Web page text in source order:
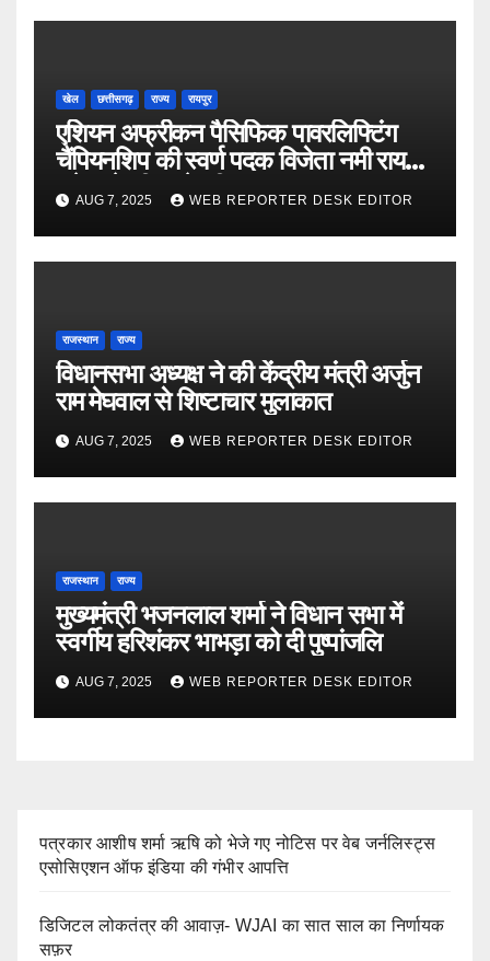
खेल छत्तीसगढ़ राज्य रायपुर
एशियन अफ्रीकन पैसिफिक पावरलिफ्टिंग
चैंपियनशिप की स्वर्ण पदक विजेता नमी राय
पारेख ने सीएम से की मुलाकात
AUG 7, 2025 WEB REPORTER DESK EDITOR
राजस्थान राज्य
विधानसभा अध्यक्ष ने की केंद्रीय मंत्री अर्जुन
राम मेघवाल से शिष्टाचार मुलाकात
AUG 7, 2025 WEB REPORTER DESK EDITOR
राजस्थान राज्य
मुख्यमंत्री भजनलाल शर्मा ने विधान सभा में
स्वर्गीय हरिशंकर भाभड़ा को दी पुष्पांजलि
AUG 7, 2025 WEB REPORTER DESK EDITOR
पत्रकार आशीष शर्मा ऋषि को भेजे गए नोटिस पर वेब जर्नलिस्ट्स
एसोसिएशन ऑफ इंडिया की गंभीर आपत्ति
डिजिटल लोकतंत्र की आवाज़- WJAI का सात साल का निर्णायक
सफ़र